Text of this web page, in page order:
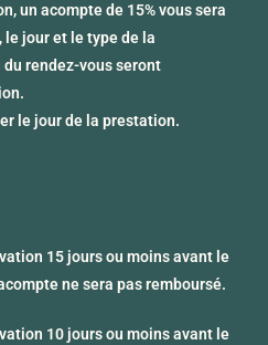
un acompte de 15% vous sera
le jour et le type de la
rendez-vous seront
le jour de la prestation.
15 jours ou moins avant le
ne sera pas remboursé.
10 jours ou moins avant le